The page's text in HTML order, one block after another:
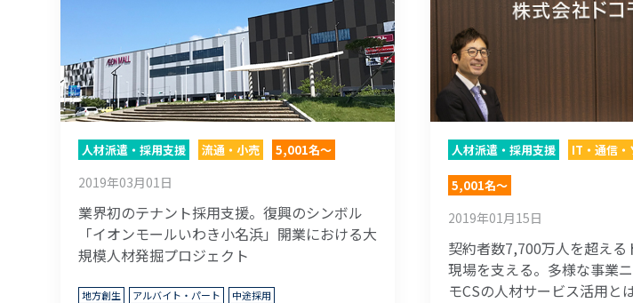
人材派遣・採用支援 流通・小売 5,001名～
2019年03月01日
業界初のテナント採用支援。復興のシンボル
「イオンモールいわき小名浜」開業における大
規模人材発掘プロジェクト
地方創生 アルバイト・パート 中途採用
人材派遣・採用支援 IT・通信
5,001名～
2019年01月15日
契約者数7,700万人を超える
現場を支える。多様な事業
モCSの人材サービス活用と